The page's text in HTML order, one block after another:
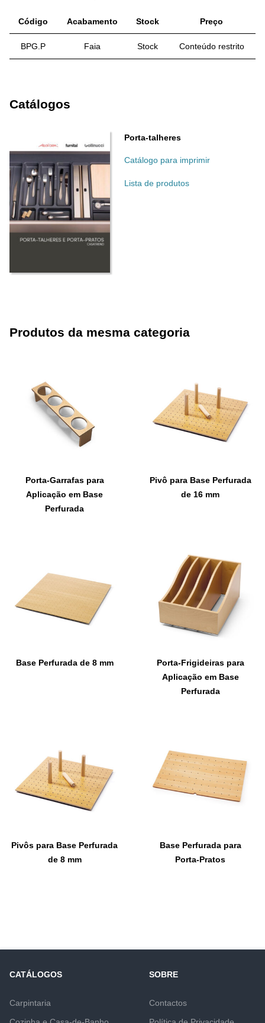
Código Acabamento Stock Preço
BPG.P Faia Stock Conteúdo restrito
Catálogos
Porta-talheres
Catálogo para imprimir
Lista de produtos
Produtos da mesma categoria
Porta-Garrafas para
Aplicação em Base
Perfurada
Pivô para Base Perfurada
de 16 mm
Base Perfurada de 8 mm
Porta-Frigideiras para
Aplicação em Base
Perfurada
Pivôs para Base Perfurada
de 8 mm
Base Perfurada para
Porta-Pratos
CATÁLOGOS
Carpintaria
SOBRE
Contactos